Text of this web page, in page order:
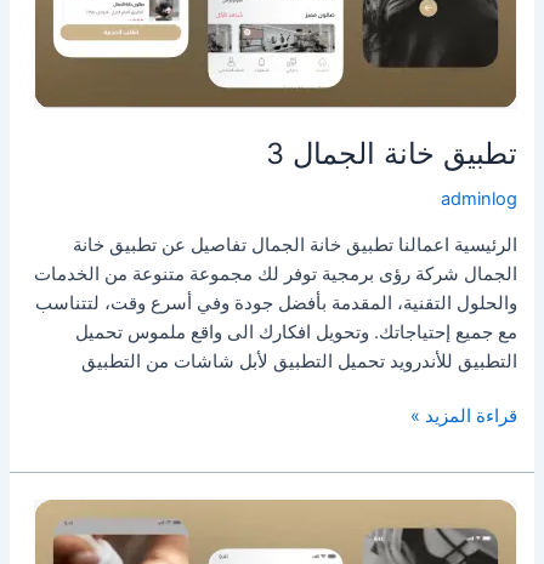
تطبيق خانة الجمال 3
adminlog
الرئيسية اعمالنا تطبيق خانة الجمال تفاصيل عن تطبيق خانة
الجمال شركة رؤى برمجية توفر لك مجموعة متنوعة من الخدمات
والحلول التقنية، المقدمة بأفضل جودة وفي أسرع وقت، لتتناسب
مع جميع إحتياجاتك. وتحويل افكارك الى واقع ملموس تحميل
التطبيق للأندرويد تحميل التطبيق لأبل شاشات من التطبيق
قراءة المزيد »
تطبيق
خانة